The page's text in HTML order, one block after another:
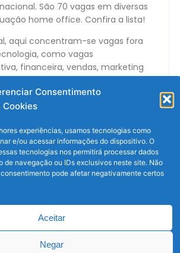
Consentimento
Cookies
experiências, usamos tecnologias como
e/ou acessar informações do dispositivo. O
tecnologias nos permitirá processar dados
de navegação ou IDs exclusivos neste site. Não
pode afetar negativamente certos
Aceitar
Negar
São 70 vagas em diversas
home office. Confira a lista!
aqui concentram-se vagas fora
como vagas
financeira, vendas, marketing